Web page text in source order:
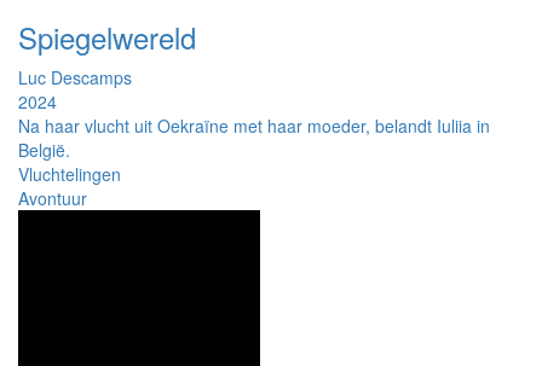
Spiegelwereld
Luc Descamps
2024
Na haar vlucht uit Oekraïne met haar moeder, belandt Iuliia in
België.
Vluchtelingen
Avontuur